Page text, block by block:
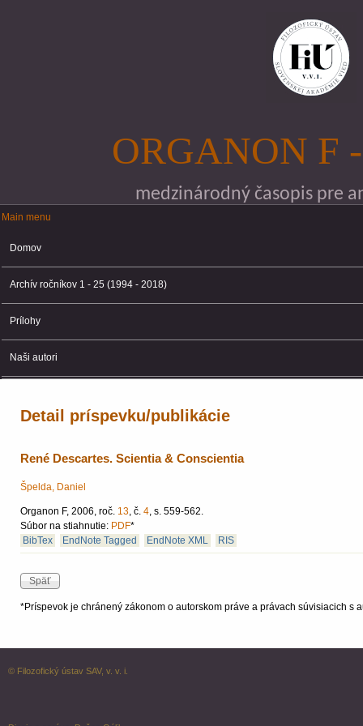
ORGANON F
medzinárodný časopis pre
Main menu
Main menu
Domov
Archív ročníkov 1 - 25 (1994 - 2018)
Prílohy
Naši autori
Detail príspevku/publikácie
René Descartes. Scientia & Conscientia
Špelda, Daniel
Organon F, 2006, roč. 13, č. 4, s. 559-562.
Súbor na stiahnutie: PDF*
BibTex
EndNote Tagged EndNote XML RIS
*Príspevok je chránený zákonom o autorskom práve a právach súvisiacich s
© Filozofický ústav SAV, v. v. i.